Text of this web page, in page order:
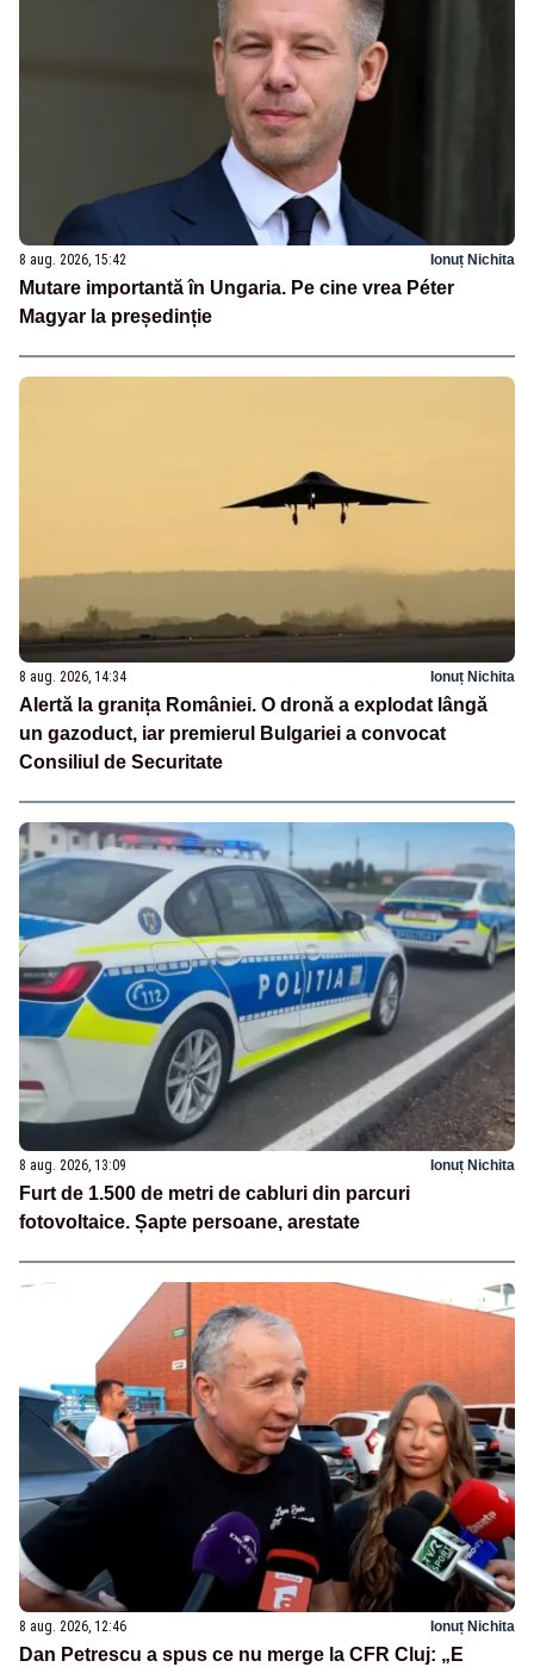
8 aug. 2026, 15:42 Ionuț Nichita
Mutare importantă în Ungaria. Pe cine vrea Péter
Magyar la președinție
8 aug. 2026, 14:34 Ionuț Nichita
Alertă la granița României. O dronă a explodat lângă
un gazoduct, iar premierul Bulgariei a convocat
Consiliul de Securitate
8 aug. 2026, 13:09 Ionuț Nichita
Furt de 1.500 de metri de cabluri din parcuri
fotovoltaice. Șapte persoane, arestate
8 aug. 2026, 12:46 Ionuț Nichita
Dan Petrescu a spus ce nu merge la CFR Cluj: „E